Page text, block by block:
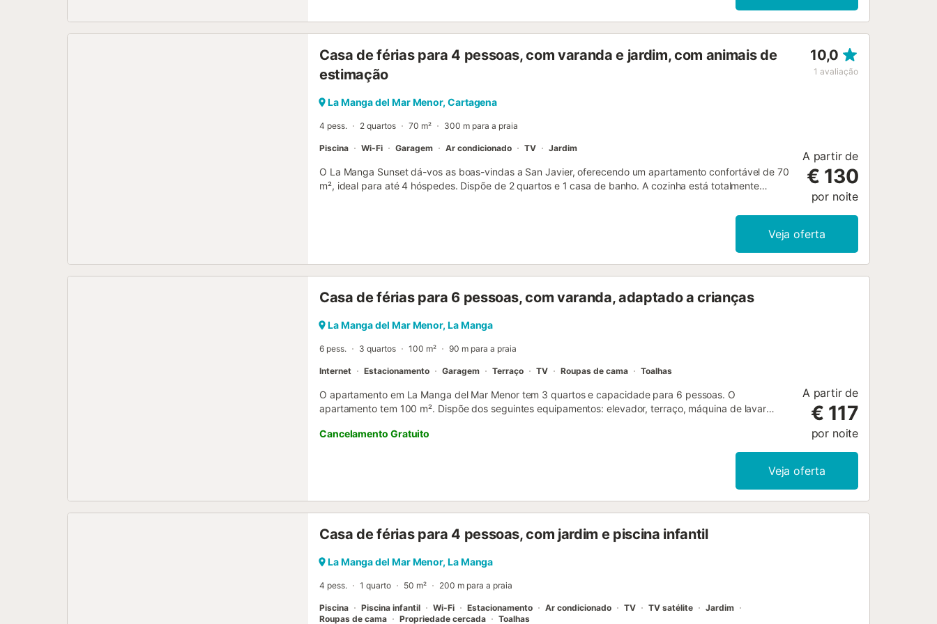
Casa de férias para 4 pessoas, com varanda e jardim, com animais de
estimação
10,0
1 avaliação
La Manga del Mar Menor, Cartagena
4 pess. 2 quartos 70 m² 300 m para a praia
Piscina Wi-Fi Garagem Ar condicionado TV Jardim
O La Manga Sunset dá-vos as boas-vindas a San Javier, oferecendo um apartamento confortável de 70
m², ideal para até 4 hóspedes. Dispõe de 2 quartos e 1 casa de banho. A cozinha está totalmente
Fi, Wi-Fi de alta velocidade adequado para videochamadas e duche exterior. No exterior, podem
desfrutar da vossa varanda privada ou relaxar no jardim partilhado. A piscina exterior partilhada está
disponível para momentos de lazer. Têm à vossa disposição 1 lugar de estacionamento em garagem
partilhada. É permitido 1 animal de estimação mediante taxa adicional. Por favor, notem que festas e
A partir de
€ 130
por noite
Veja oferta
Casa de férias para 6 pessoas, com varanda, adaptado a crianças
La Manga del Mar Menor, La Manga
6 pess. 3 quartos 100 m² 90 m para a praia
Internet Estacionamento Garagem Terraço TV Roupas de cama Toalhas
O apartamento em La Manga del Mar Menor tem 3 quartos e capacidade para 6 pessoas. O
apartamento tem 100 m². Dispõe dos seguintes equipamentos: elevador, terraço, máquina de lavar
ténis, aquecimento elétrico, piscina comunitária, garagem no mesmo edifício, 3 ventiladores, 1 tv.A
cozinha independente, de gás, está equipada com frigorífico, micro-ondas, forno, congelador, máquina
Cancelamento Gratuito
A partir de
€ 117
por noite
Veja oferta
Casa de férias para 4 pessoas, com jardim e piscina infantil
La Manga del Mar Menor, La Manga
4 pess. 1 quarto 50 m² 200 m para a praia
Piscina Piscina infantil Wi-Fi Estacionamento Ar condicionado TV TV satélite
Jardim
Roupas de cama
Propriedade cercada Toalhas